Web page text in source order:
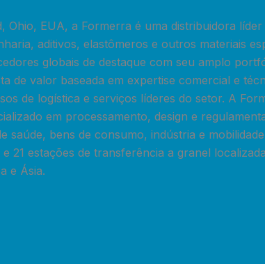
Ohio, EUA, a Formerra é uma distribuidora líder
aditivos, elastômeros e outros materiais
globais de destaque com seu amplo
de valor baseada em expertise comercial e
de logística e serviços líderes do setor. A
em processamento, design e
saúde, bens de consumo, indústria e
21 estações de transferência a granel
e Ásia.